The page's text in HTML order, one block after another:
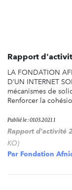
Rapport
LA FONDATION
D’UN INTERNET
mécanismes de
Renforcer la
Publié le : 01.03.2021 1
Rapport d'activité
KO)
Par Fondation